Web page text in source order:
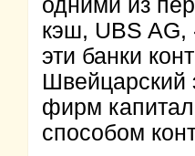
одними из
кэш, UBS
эти банки
Швейцарский
фирм
способом